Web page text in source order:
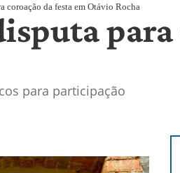
coroação da festa em Otávio Rocha
para
para participação